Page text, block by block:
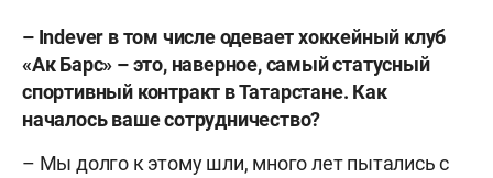
– Indever в том числе одевает хоккейный клуб
«Ак Барс» – это, наверное, самый статусный
спортивный контракт в Татарстане. Как
началось ваше сотрудничество?
– Мы долго к этому шли, много лет пытались с